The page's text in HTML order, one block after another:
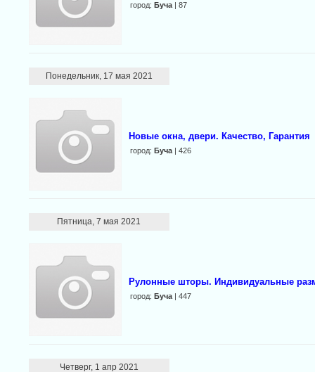
город: Буча| 87
Понедельник, 17 мая 2021
Новые окна, двери. Качество, Гарантия
город: Буча| 426
Пятница, 7 мая 2021
Рулонные шторы. Индивидуальные
город: Буча| 447
Четверг, 1 апр 2021